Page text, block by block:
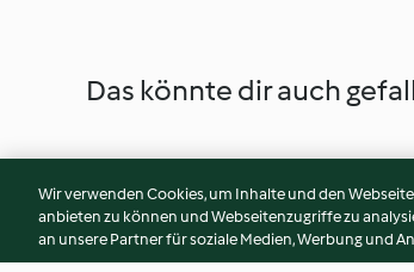
Das könnte dir auch
Wir verwenden Cookies, um Inhalte und den
anbieten zu können und Webseitenzugriffe zu
an unsere Partner für soziale Medien, Werbung und